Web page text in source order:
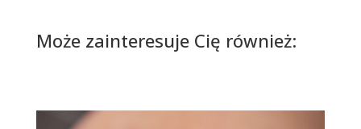
Może zainteresuje Cię również: